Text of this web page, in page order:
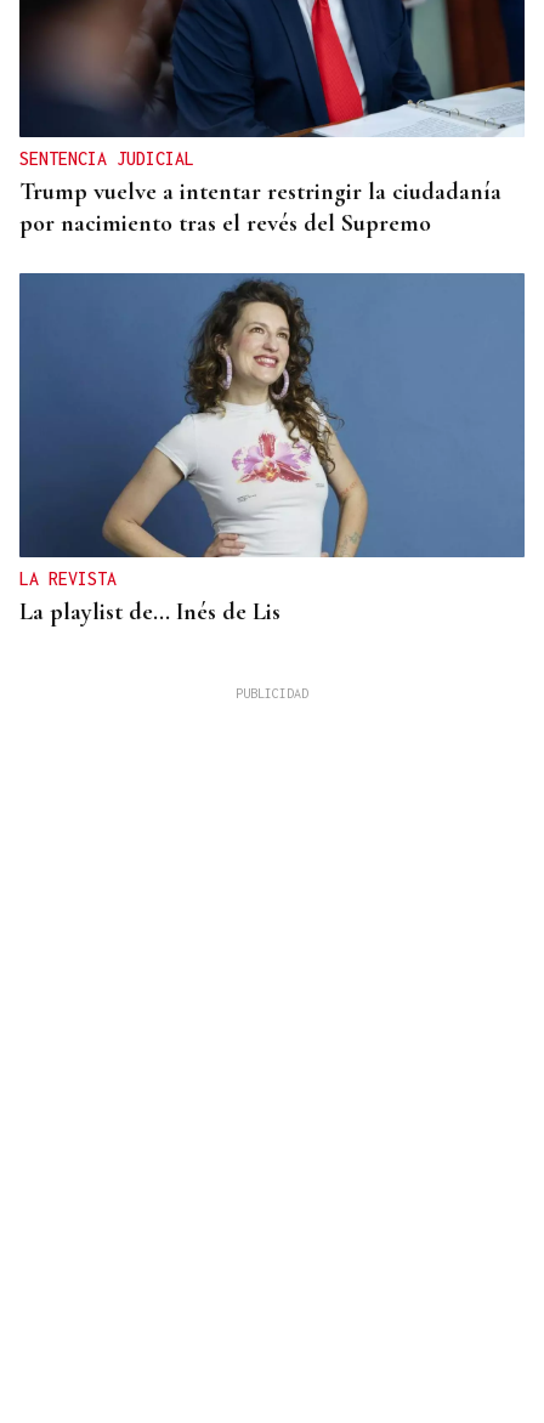
SENTENCIA JUDICIAL
Trump vuelve a intentar restringir la ciudadanía
por nacimiento tras el revés del Supremo
LA REVISTA
La playlist de... Inés de Lis